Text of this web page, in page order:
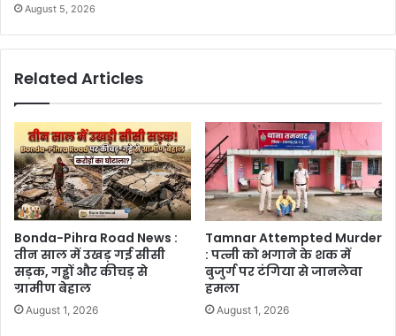
August 5, 2026
Related Articles
Bonda-Pihra Road News :
तीन साल में उखड़ गई सीसी
सड़क, गड्ढों और कीचड़ से
ग्रामीण बेहाल
August 1, 2026
Tamnar Attempted Murder
: पत्नी को भगाने के शक में
बुजुर्ग पर टंगिया से जानलेवा
हमला
August 1, 2026